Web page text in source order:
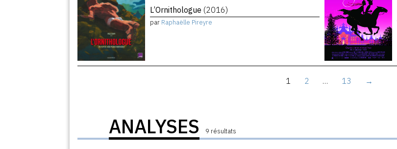
L’Ornithologue (2016)
par Raphaëlle Pireyre
1 2 … 13 →
ANALYSES 9 résultats